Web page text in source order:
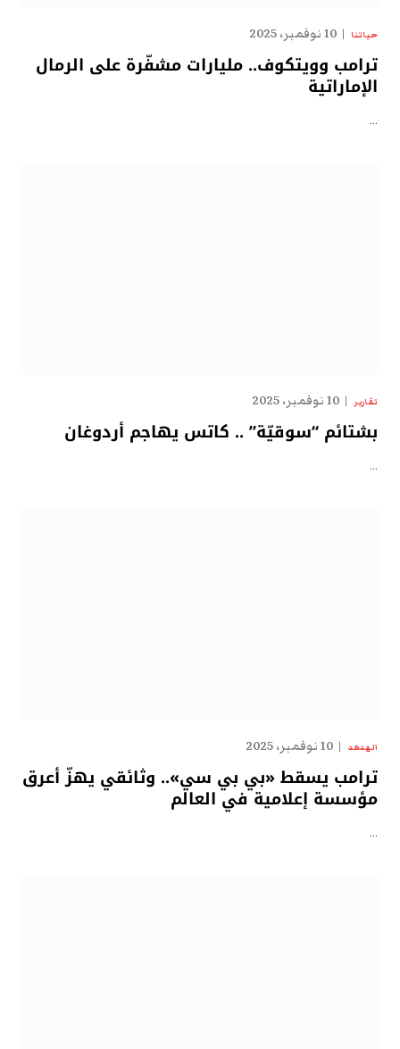
حياتنا 10 نوفمبر، 2025
ترامب وويتكوف.. مليارات مشفّرة على الرمال
الإماراتية
…
تقارير 10 نوفمبر، 2025
بشتائم “سوقيّة” .. كاتس يهاجم أردوغان
…
الهدهد 10 نوفمبر، 2025
ترامب يسقط «بي بي سي».. وثائقي يهزّ أعرق
مؤسسة إعلامية في العالم
…